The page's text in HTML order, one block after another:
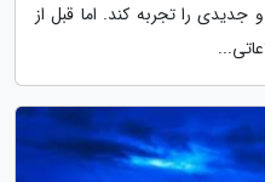
جدیدی را تجربه کند. اما قبل از